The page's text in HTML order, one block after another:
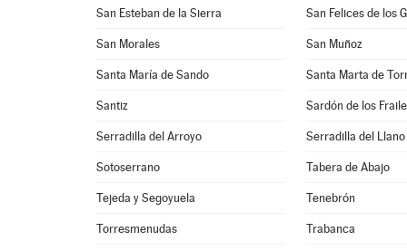
San Esteban de la Sierra San Felices de los
San Morales San Muñoz
Santa María de Sando Santa Marta de
Santiz Sardón de los
Serradilla del Arroyo Serradilla del Llano
Sotoserrano Tabera de Abajo
Tejeda y Segoyuela Tenebrón
Torresmenudas Trabanca